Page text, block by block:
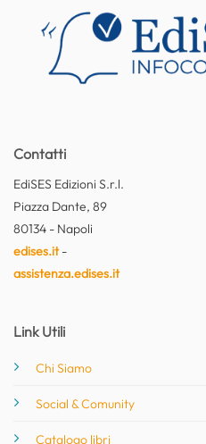
Contatti
EdiSES Edizioni S.r.l.
Piazza Dante, 89
80134 - Napoli
edises.it-
assistenza.edises.it
Link Utili
Chi Siamo
Social & Comunity
Catalogo libri